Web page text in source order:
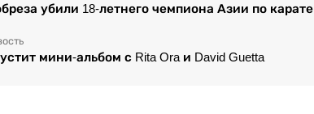
убили 18-летнего чемпиона Азии по карате
мини-альбом с Rita Ora и David Guetta